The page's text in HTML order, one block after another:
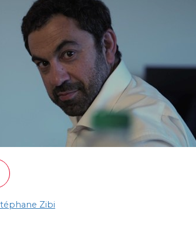
Zibi